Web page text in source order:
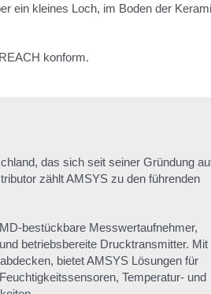
ein kleines Loch, im Boden der
konform.
das sich seit seiner Gründung
zählt AMSYS zu den führenden
bestückbare Messwertaufnehmer,
betriebsbereite Drucktransmitter. Mit
bietet AMSYS Lösungen für
Temperatur- und